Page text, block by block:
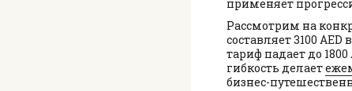
применяет
Рассмотрим на
составляет 3100
тариф падает до
гибкость делает
бизнес-